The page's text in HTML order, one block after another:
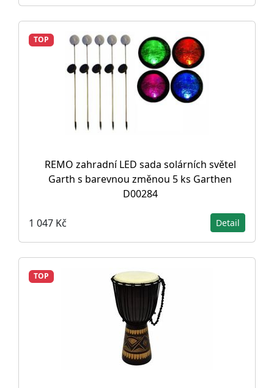
TOP
REMO zahradní LED sada solárních světel
Garth s barevnou změnou 5 ks Garthen
D00284
1 047 Kč Detail
TOP